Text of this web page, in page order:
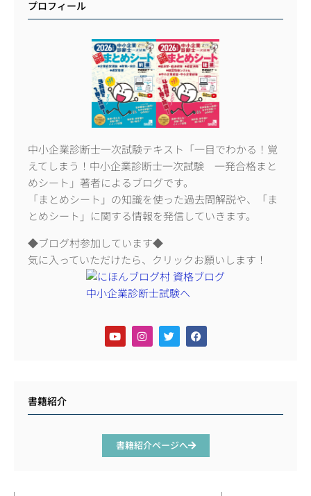
プロフィール
中小企業診断士一次試験テキスト「一目でわかる！覚
えてしまう！中小企業診断士一次試験 一発合格まと
めシート」著者によるブログです。
「まとめシート」の知識を使った過去問解説や、「ま
とめシート」に関する情報を発信していきます。
◆ブログ村参加しています◆
気に入っていただけたら、クリックお願いします！
書籍紹介
書籍紹介ページへ